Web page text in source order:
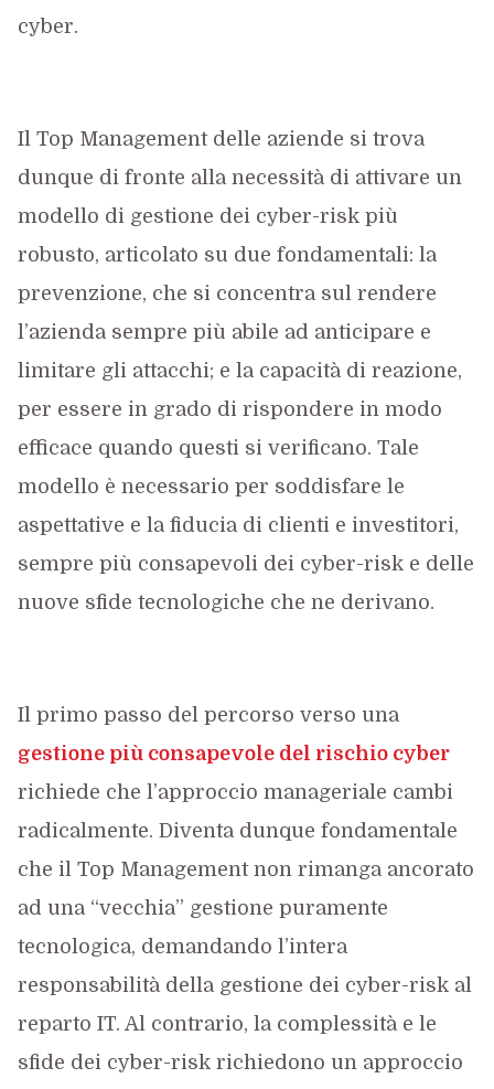
cyber.
Il Top Management delle aziende si trova
dunque di fronte alla necessità di attivare un
modello di gestione dei cyber-risk più
robusto, articolato su due fondamentali: la
prevenzione, che si concentra sul rendere
l’azienda sempre più abile ad anticipare e
limitare gli attacchi; e la capacità di reazione,
per essere in grado di rispondere in modo
efficace quando questi si verificano. Tale
modello è necessario per soddisfare le
aspettative e la fiducia di clienti e investitori,
sempre più consapevoli dei cyber-risk e delle
nuove sfide tecnologiche che ne derivano.
Il primo passo del percorso verso una
gestione più consapevole del rischio cyber
richiede che l’approccio manageriale cambi
radicalmente. Diventa dunque fondamentale
che il Top Management non rimanga ancorato
ad una “vecchia” gestione puramente
tecnologica, demandando l’intera
responsabilità della gestione dei cyber-risk al
reparto IT. Al contrario, la complessità e le
sfide dei cyber-risk richiedono un approccio